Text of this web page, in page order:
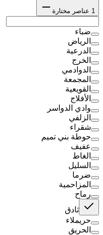
1 عناصر مختارة
ضباء
الرياض
الدرعية
الخرج
الدوادمي
المجمعة
القويعية
الأفلاج
وادي الدواسر
الزلفي
شقراء
حوطة بني تميم
عفيف
الغاط
السليل
ضرما
المزاحمية
رماح
ثادق
حريملاء
الحريق